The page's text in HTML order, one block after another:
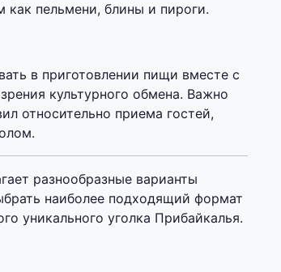
пельмени, блины и пироги.
в приготовлении пищи вместе с
культурного обмена. Важно
относительно приема гостей,
разнообразные варианты
наиболее подходящий формат
уникального уголка Прибайкалья.